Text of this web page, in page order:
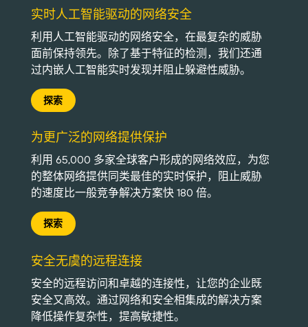
实时人工智能驱动的网络安全
利用人工智能驱动的网络安全，在最复杂的威胁
面前保持领先。除了基于特征的检测，我们还通
过内嵌人工智能实时发现并阻止躲避性威胁。
探索
为更广泛的网络提供保护
利用 65,000 多家全球客户形成的网络效应，为您
的整体网络提供同类最佳的实时保护，阻止威胁
的速度比一般竞争解决方案快 180 倍。
探索
安全无虞的远程连接
安全的远程访问和卓越的连接性，让您的企业既
安全又高效。通过网络和安全相集成的解决方案
降低操作复杂性，提高敏捷性。